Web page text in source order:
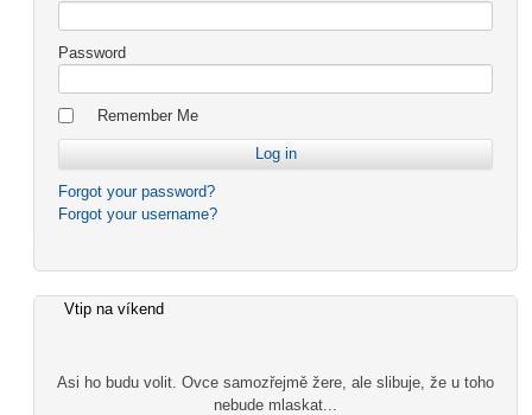
Password
Remember Me
Forgot your password?
Forgot your username?
Vtip na víkend
Asi ho budu volit. Ovce samozřejmě žere, ale slibuje, že u toho
nebude mlaskat...